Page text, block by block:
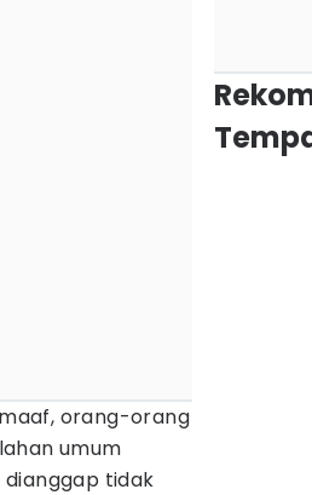
orang-orang
umum
tidak